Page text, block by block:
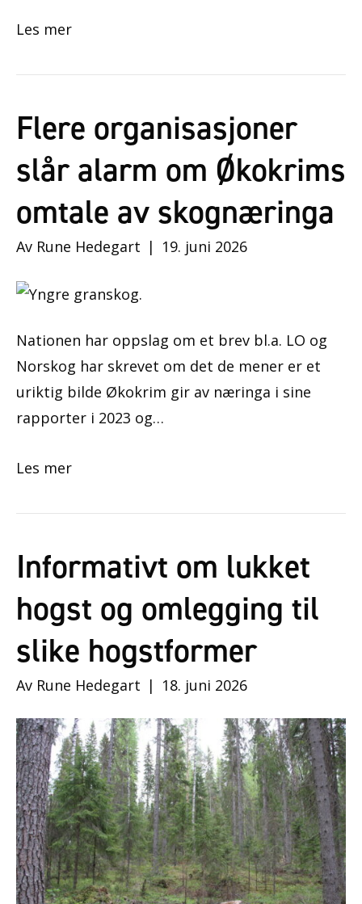
Les mer
Flere organisasjoner
slår alarm om Økokrims
omtale av skognæringa
Av Rune Hedegart | 19. juni 2026
Nationen har oppslag om et brev bl.a. LO og
Norskog har skrevet om det de mener er et
uriktig bilde Økokrim gir av næringa i sine
rapporter i 2023 og…
Les mer
Informativt om lukket
hogst og omlegging til
slike hogstformer
Av Rune Hedegart | 18. juni 2026